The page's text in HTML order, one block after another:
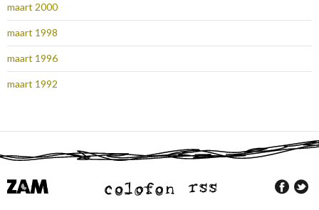
maart 2000
maart 1998
maart 1996
maart 1992